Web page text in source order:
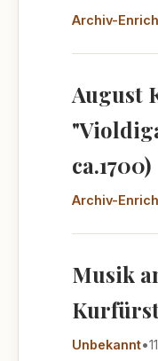
Archiv-
August
ca.1700)
Archiv-
Musik
Unbekannt•